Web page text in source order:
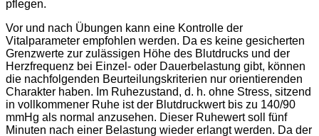
pflegen.
Vor und nach Übungen kann eine Kontrolle der
Vitalparameter empfohlen werden. Da es keine gesicherten
Grenzwerte zur zulässigen Höhe des Blutdrucks und der
Herzfrequenz bei Einzel- oder Dauerbelastung gibt, können
die nachfolgenden Beurteilungskriterien nur orientierenden
Charakter haben. Im Ruhezustand, d. h. ohne Stress, sitzend
in vollkommener Ruhe ist der Blutdruckwert bis zu 140/90
mmHg als normal anzusehen. Dieser Ruhewert soll fünf
Minuten nach einer Belastung wieder erlangt werden. Da der